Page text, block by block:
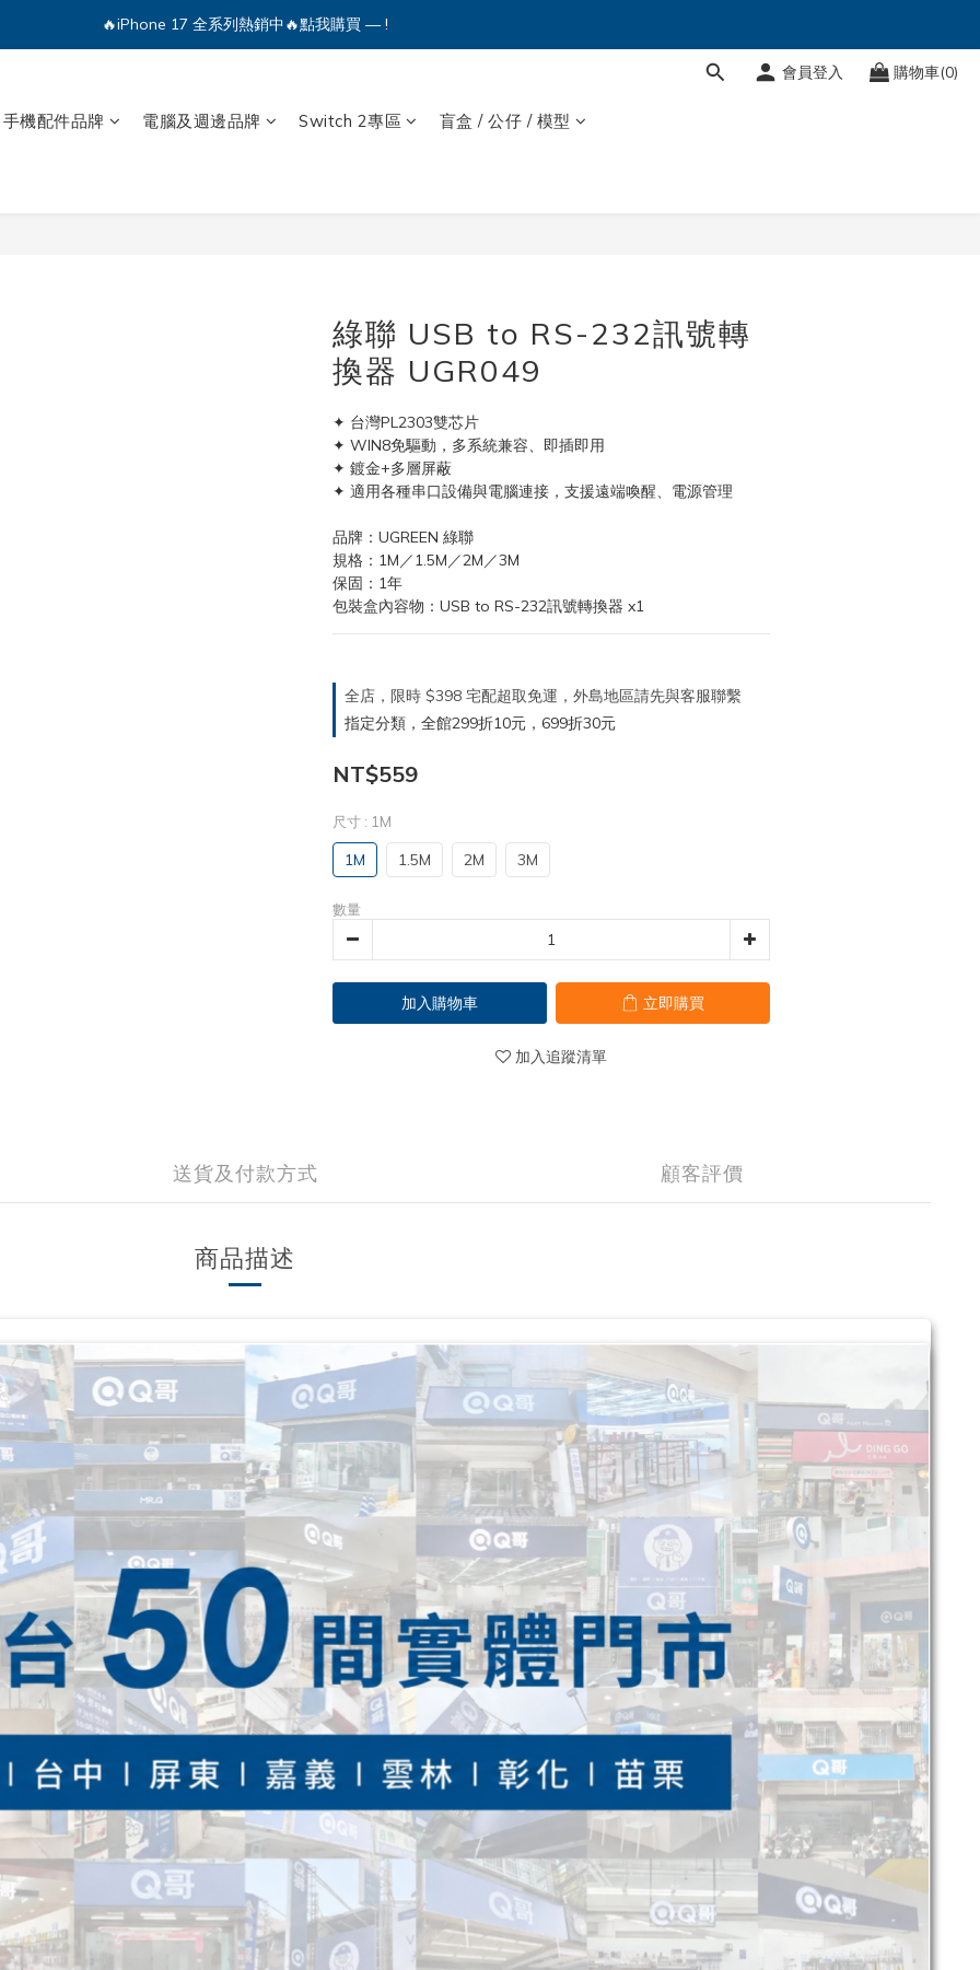
🔥iPhone 17 全系列熱銷中🔥點我購買 — !
💕加入Q哥 Line 新好友領優惠券！🎫
會員登入 購物車(0)
手機配件品牌 電腦及週邊品牌 Switch 2專區 盲盒 / 公仔 / 模型
綠聯 USB to RS-232訊號轉
換器 UGR049
✦ 台灣PL2303雙芯片
✦ WIN8免驅動，多系統兼容、即插即用
✦ 鍍金+多層屏蔽
✦ 適用各種串口設備與電腦連接，支援遠端喚醒、電源管理
品牌：UGREEN 綠聯
規格：1M／1.5M／2M／3M
保固：1年
包裝盒內容物：USB to RS-232訊號轉換器 x1
全店，限時 $398 宅配超取免運，外島地區請先與客服聯繫
指定分類，全館299折10元，699折30元
NT$559
尺寸 : 1M
1M 1.5M 2M 3M
數量
加入購物車 立即購買
加入追蹤清單
送貨及付款方式 顧客評價
商品描述